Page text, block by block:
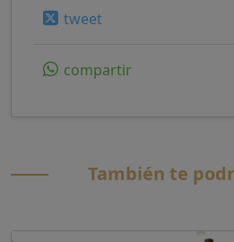
tweet
compartir
También te